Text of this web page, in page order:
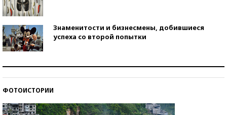
Знаменитости и бизнесмены, добившиеся
успеха со второй попытки
ФОТОИСТОРИИ